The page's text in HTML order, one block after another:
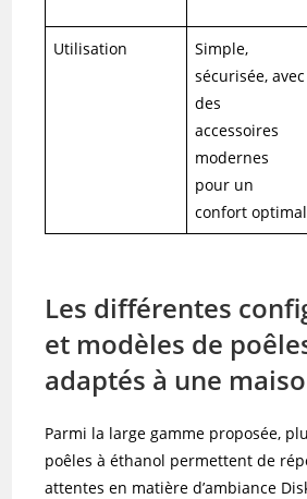
Utilisation
Simple,
sécurisée, avec
des
accessoires
modernes
pour un
confort optimal
Les différentes
et modèles de
adaptés à une
Parmi la large gamme proposée,
poêles à éthanol permettent de
attentes en matière d’ambiance